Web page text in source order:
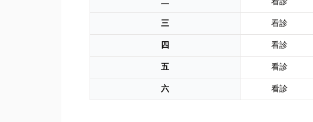
三
看診
四
看診
五
看診
六
看診